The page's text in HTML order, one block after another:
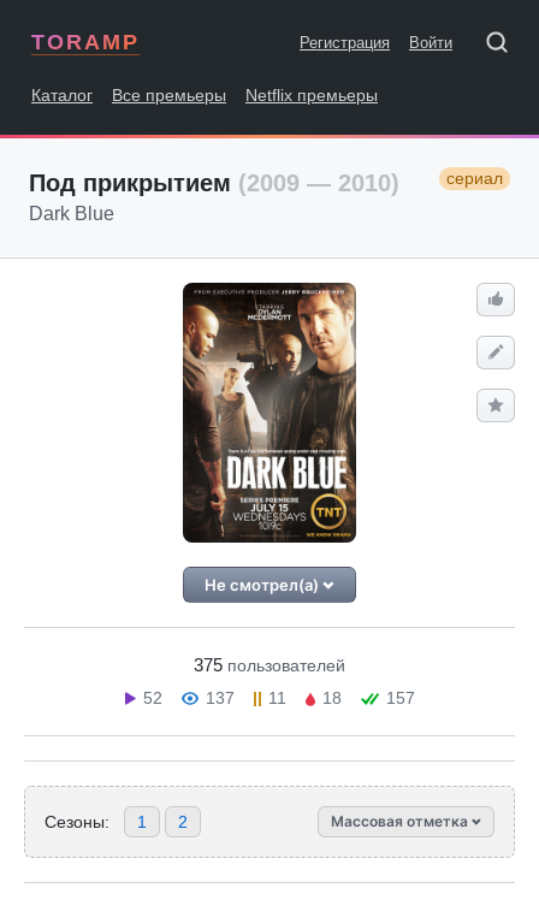
TORAMP Регистрация Войти
Каталог Все премьеры Netflix премьеры
Под прикрытием (2009 — 2010) сериал
Dark Blue
Не смотрел(а)
375 пользователей
52
137 11 18 157
Сезоны: 1 2 Массовая отметка